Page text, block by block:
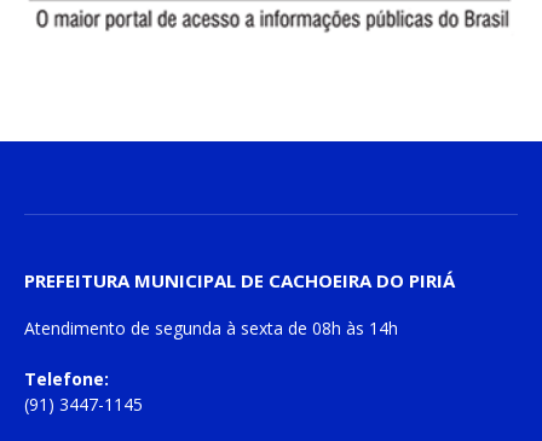
PREFEITURA MUNICIPAL DE CACHOEIRA DO PIRIÁ
Atendimento de segunda à sexta de 08h às 14h
Telefone:
(91) 3447-1145